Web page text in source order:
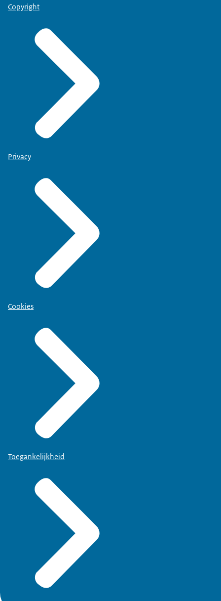
Copyright
Privacy
Cookies
Toegankelijkheid